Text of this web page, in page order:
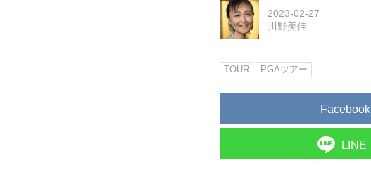
2023-02-27
川野美佳
TOUR PGAツアー
Facebook
LINE